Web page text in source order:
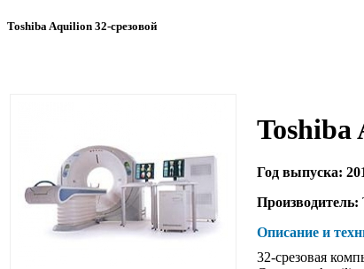
Toshiba Aquilion 32-срезовой
Toshiba
Год выпуска:
Производитель:
Описание и
32-срезовая